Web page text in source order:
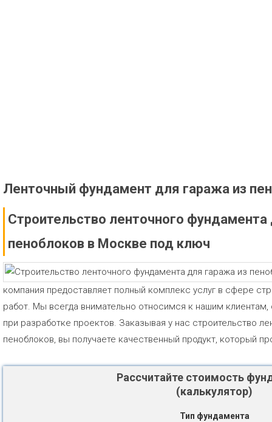
Ленточный фундамент для гаража из
Строительство ленточного фундамента
пеноблоков в Москве под ключ
компания предоставляет полный комплекс услуг в сфере
работ. Мы всегда внимательно относимся к нашим
при разработке проектов. Заказывая у нас строительство
пеноблоков, вы получаете качественный продукт, который
Рассчитайте стоимость
(калькулятор)
Тип фундамента